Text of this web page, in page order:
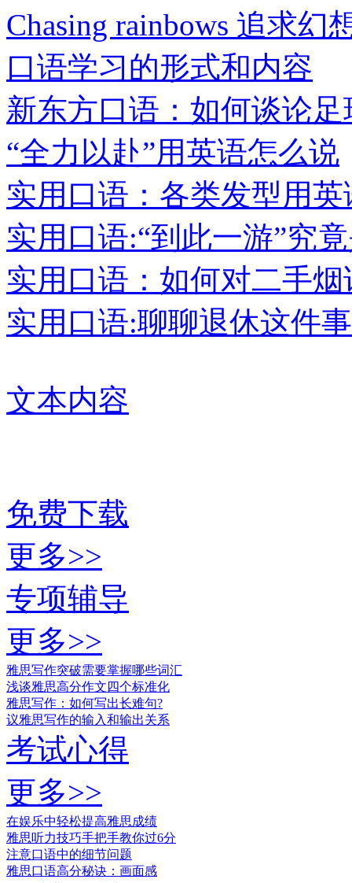
Chasing rainbows 追求幻
口语学习的形式和内容
新东方口语：如何谈论足
“全力以赴”用英语怎么说
实用口语：各类发型用
实用口语:“到此一游”究
实用口语：如何对二手烟
实用口语:聊聊退休这件事
文本内容
免费下载
更多>>
专项辅导
更多>>
雅思写作突破需要掌握哪些词汇
浅谈雅思高分作文四个标准化
雅思写作：如何写出长难句?
议雅思写作的输入和输出关系
考试心得
更多>>
在娱乐中轻松提高雅思成绩
雅思听力技巧手把手教你过6分
注意口语中的细节问题
雅思口语高分秘诀：画面感